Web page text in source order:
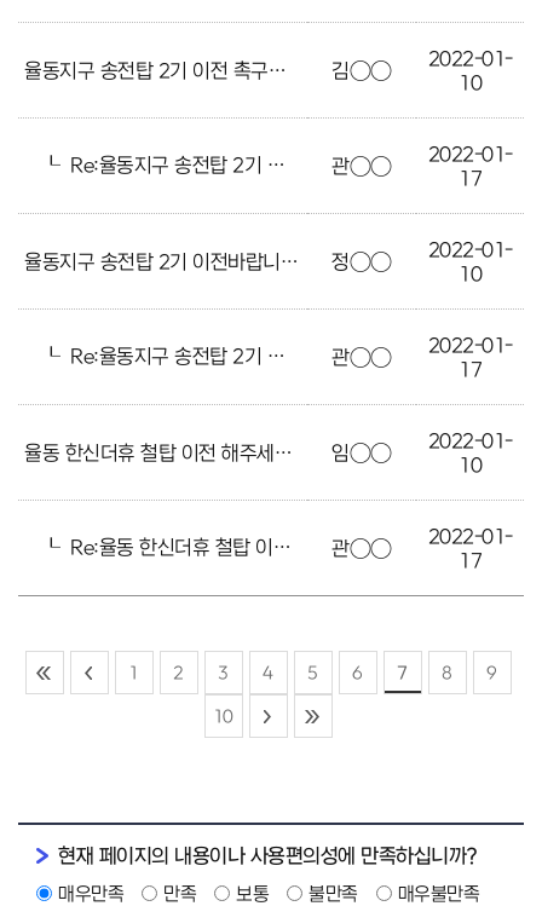
율동지구 송전탑 2기 이전 촉구합니다 김○○
2022-01-
10
┖ Re:율동지구 송전탑 2기 이전 촉구합니다 관○○
2022-01-
17
율동지구 송전탑 2기 이전바랍니다 정○○
2022-01-
10
┖ Re:율동지구 송전탑 2기 이전바랍니다 관○○
2022-01-
17
율동 한신더휴 철탑 이전 해주세요 임○○
2022-01-
10
┖ Re:율동 한신더휴 철탑 이전 해주세요 관○○
2022-01-
17
1 2 3 4 5 6 7 8 9
10
현재 페이지의 내용이나 사용편의성에 만족하십니까?
매우만족 만족 보통 불만족 매우불만족